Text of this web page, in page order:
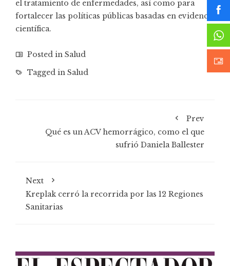
el tratamiento de enfermedades, así como para
fortalecer las políticas públicas basadas en evidencia
científica.
Posted in Salud
Tagged in Salud
Prev
Qué es un ACV hemorrágico, como el que
sufrió Daniela Ballester
Next
Kreplak cerró la recorrida por las 12 Regiones
Sanitarias